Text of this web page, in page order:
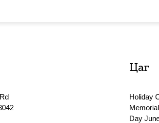
Цаг
Holiday
Day